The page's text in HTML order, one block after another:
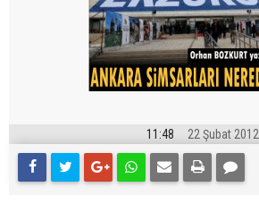
11:48 22 Şubat 2012